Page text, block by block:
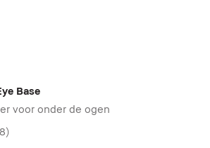
Base
voor onder de ogen